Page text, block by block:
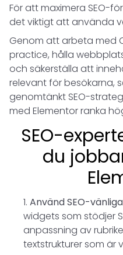
För att maximera SEO-
det viktigt att använda
Genom att arbeta med
practice, hålla
och säkerställa att
relevant för besökarna,
genomtänkt SEO-
med Elementor ranka
SEO-
du
Använd SEO-
widgets som stödjer
anpassning av
textstrukturer som är